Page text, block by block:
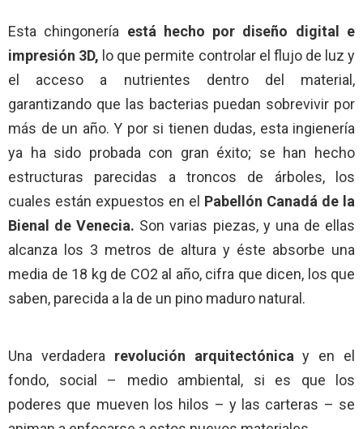
Esta chingonería está hecho por diseño digital e
impresión 3D, lo que permite controlar el flujo de luz y
el acceso a nutrientes dentro del material,
garantizando que las bacterias puedan sobrevivir por
más de un año. Y por si tienen dudas, esta ingienería
ya ha sido probada con gran éxito; se han hecho
estructuras parecidas a troncos de árboles, los
cuales están expuestos en el Pabellón Canadá de la
Bienal de Venecia. Son varias piezas, y una de ellas
alcanza los 3 metros de altura y éste absorbe una
media de 18 kg de CO2 al año, cifra que dicen, los que
saben, parecida a la de un pino maduro natural.
Una verdadera revolución arquitectónica y en el
fondo, social – medio ambiental, si es que los
poderes que mueven los hilos – y las carteras – se